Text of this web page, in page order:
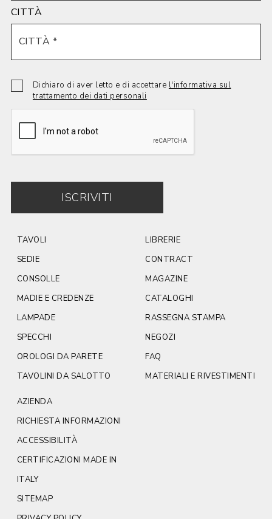
CITTÀ
Dichiaro di aver letto e di accettare l'informativa sul
trattamento dei dati personali
ISCRIVITI
TAVOLI
SEDIE
CONSOLLE
MADIE E CREDENZE
LAMPADE
SPECCHI
OROLOGI DA PARETE
TAVOLINI DA SALOTTO
LIBRERIE
CONTRACT
MAGAZINE
CATALOGHI
RASSEGNA STAMPA
NEGOZI
FAQ
MATERIALI E RIVESTIMENTI
AZIENDA
RICHIESTA INFORMAZIONI
ACCESSIBILITÀ
CERTIFICAZIONI MADE IN
ITALY
SITEMAP